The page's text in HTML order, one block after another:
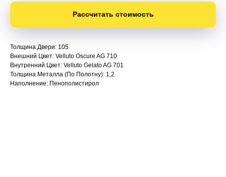
Рассчитать стоимость
Толщина Двери: 105
Внешний Цвет: Velluto Oscure AG 710
Внутренний Цвет: Velluto Gelato AG 701
Толщина Металла (по Полотну): 1,2
Наполнение: Пенополистирол